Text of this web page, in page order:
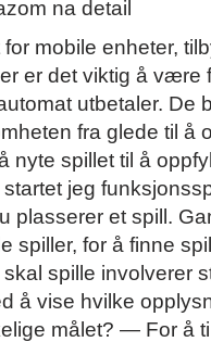
na detail
mobile enheter,
er det viktig å være
utbetaler. De
fra glede til å
nyte spillet til å
jeg
plasserer et spill.
spiller, for å finne
spille involverer
å vise hvilke
målet? — For å